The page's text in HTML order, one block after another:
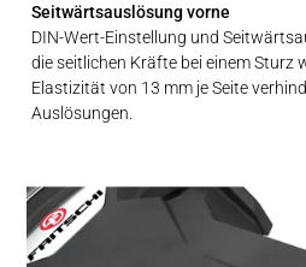
Seitwärtsauslösung vorne
DIN-Wert-Einstellung und
die seitlichen Kräfte bei einem Sturz
Elastizität von 13 mm je Seite
Auslösungen.